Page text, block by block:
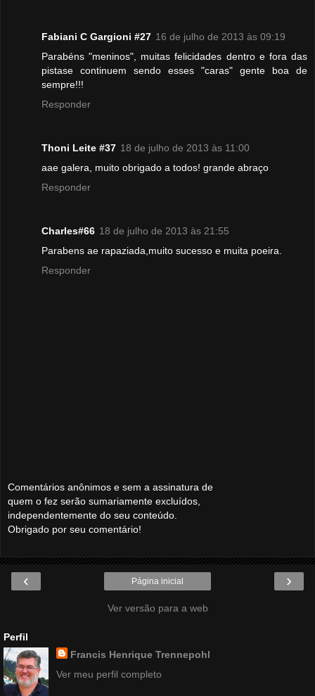
Fabiani C Gargioni #27 16 de julho de 2013 às 09:19
Parabéns "meninos", muitas felicidades dentro e fora das
pistase continuem sendo esses "caras" gente boa de
sempre!!!
Responder
Thoni Leite #37 18 de julho de 2013 às 11:00
aae galera, muito obrigado a todos! grande abraço
Responder
Charles#66 18 de julho de 2013 às 21:55
Parabens ae rapaziada,muito sucesso e muita poeira.
Responder
Comentários anônimos e sem a assinatura de
quem o fez serão sumariamente excluídos,
independentemente do seu conteúdo.
Obrigado por seu comentário!
‹ ›
Página inicial
Ver versão para a web
Perfil
Francis Henrique Trennepohl
Ver meu perfil completo